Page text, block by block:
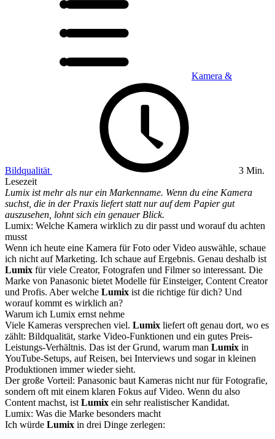
Kamera &
Bildqualität
3 Min.
Lesezeit
Lumix ist mehr als nur ein Markenname. Wenn du eine Kamera
suchst, die in der Praxis liefert statt nur auf dem Papier gut
auszusehen, lohnt sich ein genauer Blick.
Lumix: Welche Kamera wirklich zu dir passt und worauf du achten
musst
Wenn ich heute eine Kamera für Foto oder Video auswähle, schaue
ich nicht auf Marketing. Ich schaue auf Ergebnis. Genau deshalb ist
Lumix für viele Creator, Fotografen und Filmer so interessant. Die
Marke von Panasonic bietet Modelle für Einsteiger, Content Creator
und Profis. Aber welche Lumix ist die richtige für dich? Und
worauf kommt es wirklich an?
Warum ich Lumix ernst nehme
Viele Kameras versprechen viel. Lumix liefert oft genau dort, wo es
zählt: Bildqualität, starke Video-Funktionen und ein gutes Preis-
Leistungs-Verhältnis. Das ist der Grund, warum man Lumix in
YouTube-Setups, auf Reisen, bei Interviews und sogar in kleinen
Produktionen immer wieder sieht.
Der große Vorteil: Panasonic baut Kameras nicht nur für Fotografie,
sondern oft mit einem klaren Fokus auf Video. Wenn du also
Content machst, ist Lumix ein sehr realistischer Kandidat.
Lumix: Was die Marke besonders macht
Ich würde Lumix in drei Dinge zerlegen: